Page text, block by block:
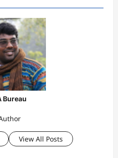
Bureau
View All Posts